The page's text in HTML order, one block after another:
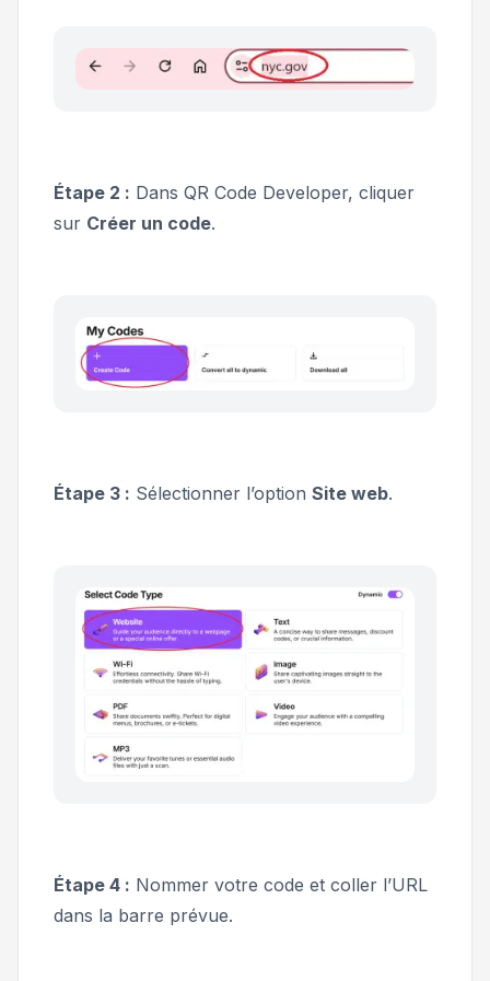
Étape 2 : Dans QR Code Developer, cliquer
sur Créer un code.
Étape 3 : Sélectionner l’option Site web.
Étape 4 : Nommer votre code et coller l’URL
dans la barre prévue.